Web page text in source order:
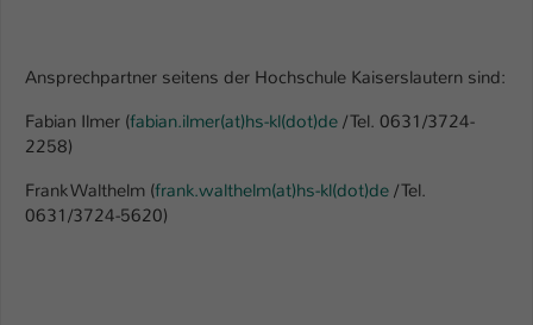
Ansprechpartner seitens der Hochschule Kaiserslautern sind:
Fabian Ilmer (fabian.ilmer(at)hs-kl(dot)de / Tel. 0631/3724-
2258)
Frank Walthelm (frank.walthelm(at)hs-kl(dot)de / Tel.
0631/3724-5620)
Einstellungen, falls der Webseiten-
Betreiber dies eingestellt hat.
Name fe_typo_user / PHPSESSID